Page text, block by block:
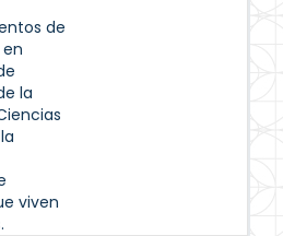
de
la
viven